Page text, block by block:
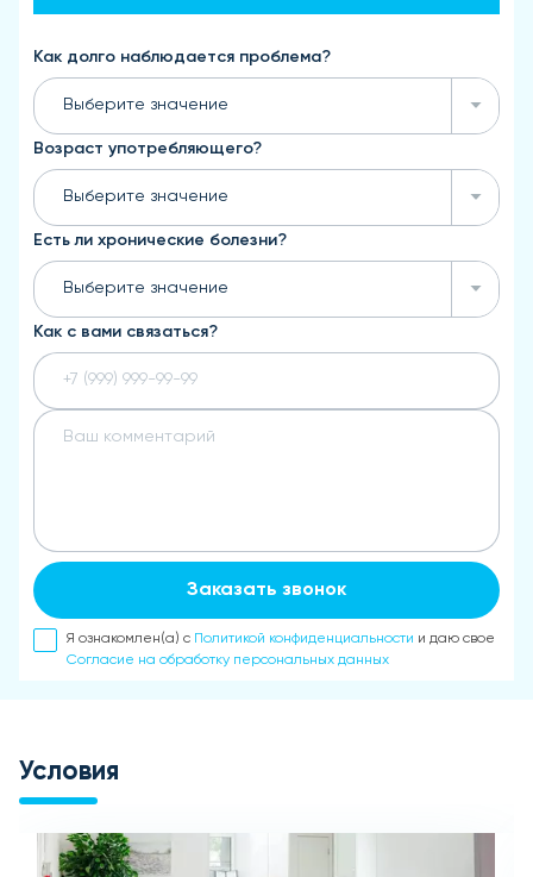
Как долго наблюдается проблема?
Выберите значение
Возраст употребляющего?
Выберите значение
Есть ли хронические болезни?
Выберите значение
Как с вами связаться?
Заказать звонок
Я ознакомлен(а) с Политикой конфиденциальности и даю свое
Согласие на обработку персональных данных
Условия